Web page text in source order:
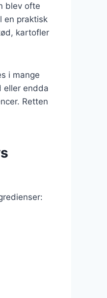
blev ofte
en praktisk
kartofler
i mange
eller endda
Retten